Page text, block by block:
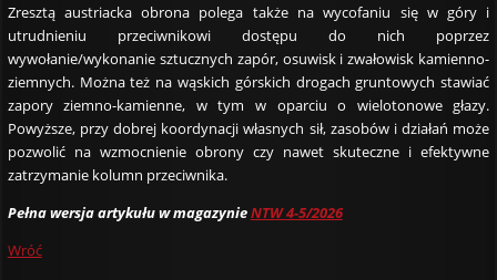
Zresztą austriacka obrona polega także na wycofaniu się w góry i
utrudnieniu przeciwnikowi dostępu do nich poprzez
wywołanie/wykonanie sztucznych zapór, osuwisk i zwałowisk kamienno-
ziemnych. Można też na wąskich górskich drogach gruntowych stawiać
zapory ziemno-kamienne, w tym w oparciu o wielotonowe głazy.
Powyższe, przy dobrej koordynacji własnych sił, zasobów i działań może
pozwolić na wzmocnienie obrony czy nawet skuteczne i efektywne
zatrzymanie kolumn przeciwnika.
Pełna wersja artykułu w magazynieNTW 4-5/2026
Wróć